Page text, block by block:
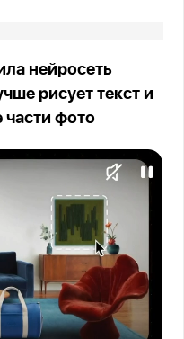
нейросеть
рисует текст и
части фото